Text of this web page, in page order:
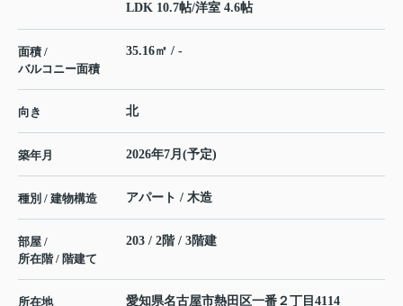
LDK 10.7帖/洋室 4.6帖
面積 /
バルコニー面積
35.16㎡ / -
向き 北
築年月 2026年7月(予定)
種別 / 建物構造 アパート / 木造
部屋 /
所在階 / 階建て
203 / 2階 / 3階建
所在地 愛知県名古屋市熱田区一番 ２丁目4114